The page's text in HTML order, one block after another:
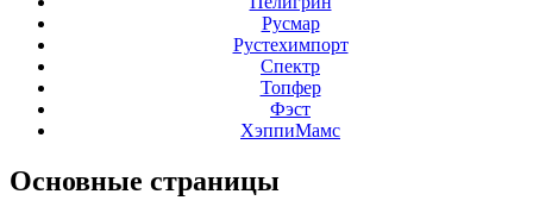
Русмар
Рустехимпорт
Спектр
Топфер
Фэст
ХэппиМамс
Основные страницы